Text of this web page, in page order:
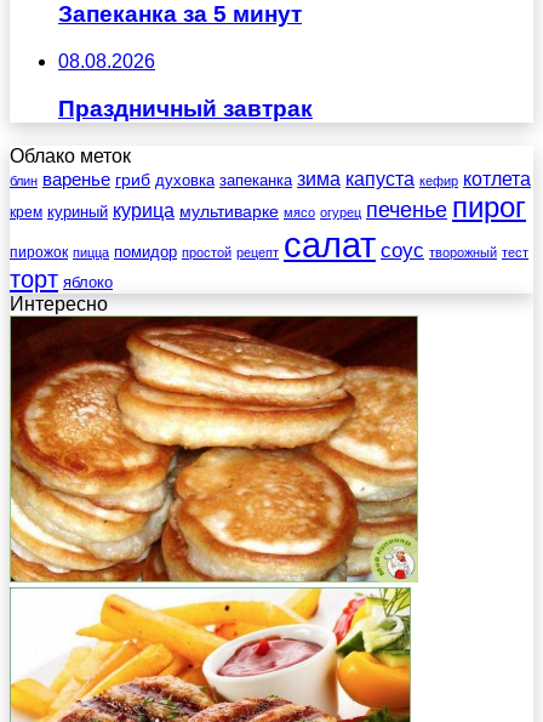
Запеканка за 5 минут
08.08.2026
Праздничный завтрак
Облако меток
блин варенье гриб духовка запеканка зима капуста кефир котлета
крем куриный курица мультиварке мясо огурец печенье пирог
пирожок пицца помидор простой рецепт салат соус творожный тест
торт яблоко
Интересно